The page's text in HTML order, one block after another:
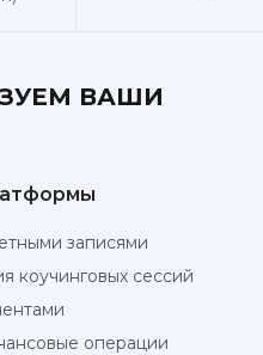
ВАШИ
записями
коучинговых сессий
операции